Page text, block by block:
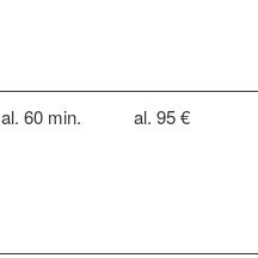
al. 60 min. al. 95 €